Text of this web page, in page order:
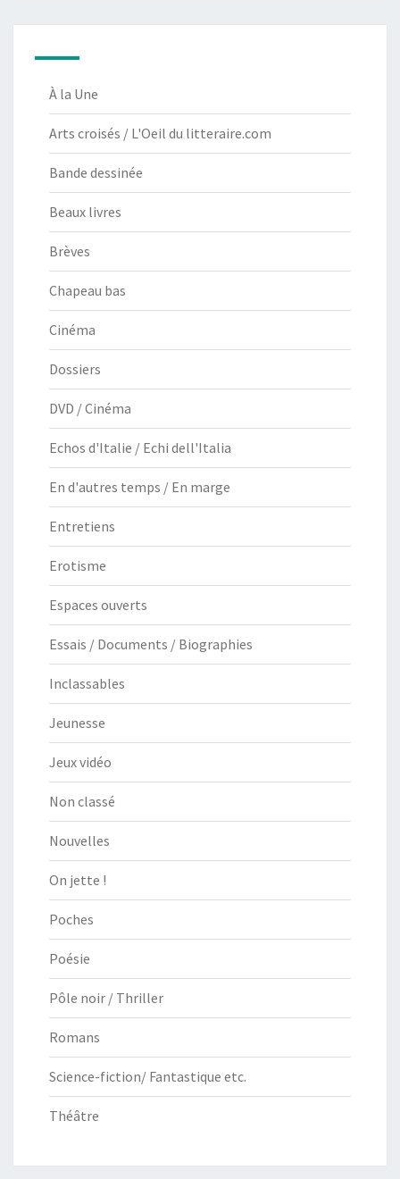
À la Une
Arts croisés / L'Oeil du litteraire.com
Bande dessinée
Beaux livres
Brèves
Chapeau bas
Cinéma
Dossiers
DVD / Cinéma
Echos d'Italie / Echi dell'Italia
En d'autres temps / En marge
Entretiens
Erotisme
Espaces ouverts
Essais / Documents / Biographies
Inclassables
Jeunesse
Jeux vidéo
Non classé
Nouvelles
On jette !
Poches
Poésie
Pôle noir / Thriller
Romans
Science-fiction/ Fantastique etc.
Théâtre